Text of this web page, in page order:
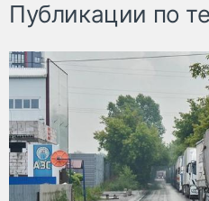
Публикации по